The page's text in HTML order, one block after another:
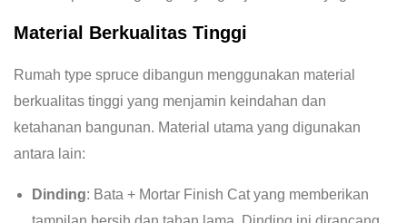
Material Berkualitas Tinggi
Rumah type spruce dibangun menggunakan material
berkualitas tinggi yang menjamin keindahan dan
ketahanan bangunan. Material utama yang digunakan
antara lain:
Dinding: Bata + Mortar Finish Cat yang memberikan